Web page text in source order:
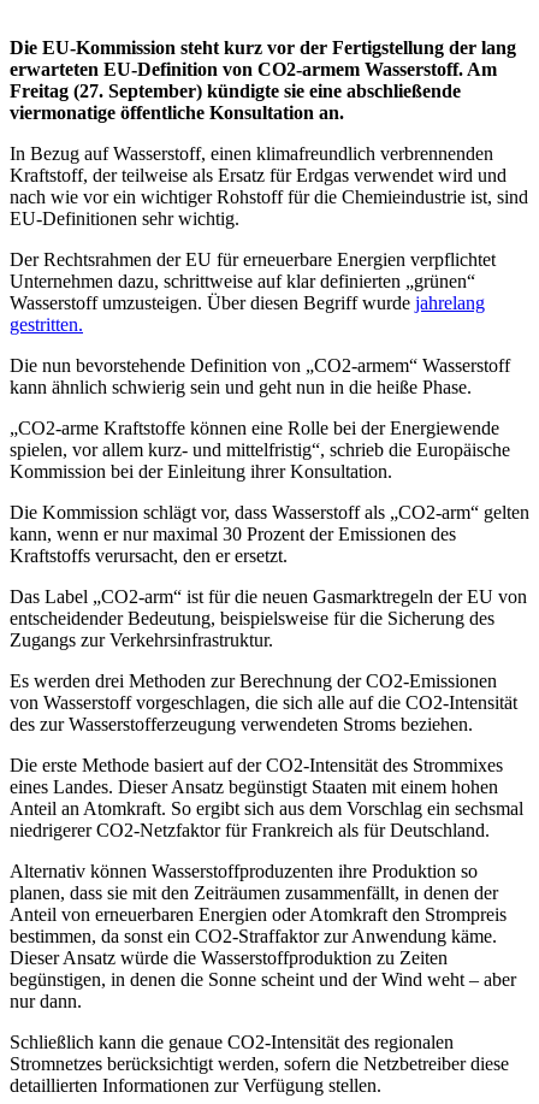
Die EU-Kommission steht kurz vor der Fertigstellung der lang
erwarteten EU-Definition von CO2-armem Wasserstoff. Am
Freitag (27. September) kündigte sie eine abschließende
viermonatige öffentliche Konsultation an.
In Bezug auf Wasserstoff, einen klimafreundlich verbrennenden
Kraftstoff, der teilweise als Ersatz für Erdgas verwendet wird und
nach wie vor ein wichtiger Rohstoff für die Chemieindustrie ist, sind
EU-Definitionen sehr wichtig.
Der Rechtsrahmen der EU für erneuerbare Energien verpflichtet
Unternehmen dazu, schrittweise auf klar definierten „grünen“
Wasserstoff umzusteigen. Über diesen Begriff wurde jahrelang
gestritten.
Die nun bevorstehende Definition von „CO2-armem“ Wasserstoff
kann ähnlich schwierig sein und geht nun in die heiße Phase.
„CO2-arme Kraftstoffe können eine Rolle bei der Energiewende
spielen, vor allem kurz- und mittelfristig“, schrieb die Europäische
Kommission bei der Einleitung ihrer Konsultation.
Die Kommission schlägt vor, dass Wasserstoff als „CO2-arm“ gelten
kann, wenn er nur maximal 30 Prozent der Emissionen des
Kraftstoffs verursacht, den er ersetzt.
Das Label „CO2-arm“ ist für die neuen Gasmarktregeln der EU von
entscheidender Bedeutung, beispielsweise für die Sicherung des
Zugangs zur Verkehrsinfrastruktur.
Es werden drei Methoden zur Berechnung der CO2-Emissionen
von Wasserstoff vorgeschlagen, die sich alle auf die CO2-Intensität
des zur Wasserstofferzeugung verwendeten Stroms beziehen.
Die erste Methode basiert auf der CO2-Intensität des Strommixes
eines Landes. Dieser Ansatz begünstigt Staaten mit einem hohen
Anteil an Atomkraft. So ergibt sich aus dem Vorschlag ein sechsmal
niedrigerer CO2-Netzfaktor für Frankreich als für Deutschland.
Alternativ können Wasserstoffproduzenten ihre Produktion so
planen, dass sie mit den Zeiträumen zusammenfällt, in denen der
Anteil von erneuerbaren Energien oder Atomkraft den Strompreis
bestimmen, da sonst ein CO2-Straffaktor zur Anwendung käme.
Dieser Ansatz würde die Wasserstoffproduktion zu Zeiten
begünstigen, in denen die Sonne scheint und der Wind weht – aber
nur dann.
Schließlich kann die genaue CO2-Intensität des regionalen
Stromnetzes berücksichtigt werden, sofern die Netzbetreiber diese
detaillierten Informationen zur Verfügung stellen.